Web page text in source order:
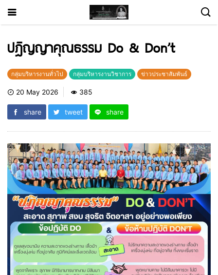
ปฎิญญาคุณธรรม Do & Don’t
กลุ่มบริหารงานทั่วไป กลุ่มบริหารงานวิชาการ ข่าวประชาสัมพันธ์
20 May 2026 385
share tweet share